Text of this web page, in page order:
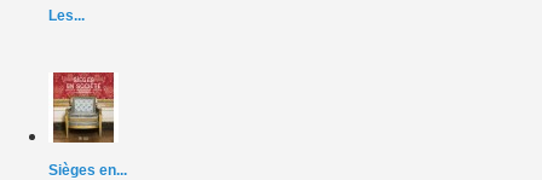
Les...
Sièges en...